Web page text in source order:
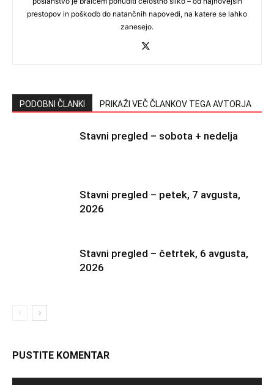
prestopov in poškodb do natančnih napovedi, na katere se lahko
zanesejo.
PODOBNI ČLANKI PRIKAŽI VEČ ČLANKOV TEGA AVTORJA
Stavni pregled – sobota + nedelja
Stavni pregled – petek, 7 avgusta,
2026
Stavni pregled – četrtek, 6 avgusta,
2026
PUSTITE KOMENTAR